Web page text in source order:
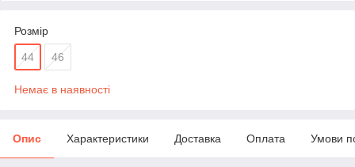
Розмір
44 46
Немає в наявності
Опис Характеристики Доставка Оплата Умови